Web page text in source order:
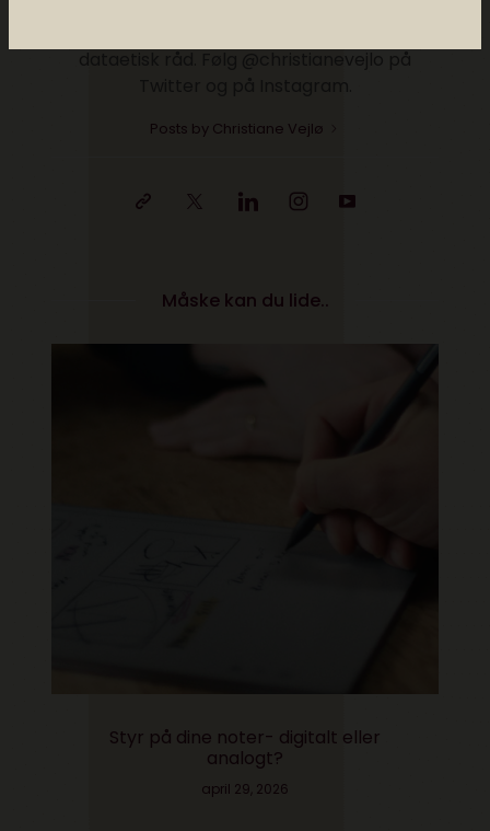
Posts by Christiane Vejlø
Måske kan du lide..
Styr på dine noter- digitalt eller
analogt?
april 29, 2026